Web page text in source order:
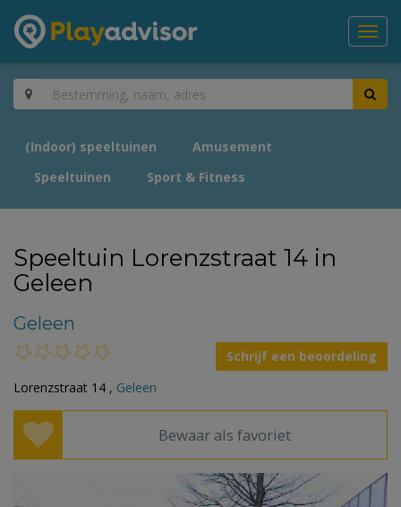
(Indoor) speeltuinen
Amusement
Speeltuinen
Sport & Fitness
Speeltuin Lorenzstraat 14 in
Geleen
Geleen
Schrijf een beoordeling
Lorenzstraat 14 , Geleen
Bewaar als favoriet